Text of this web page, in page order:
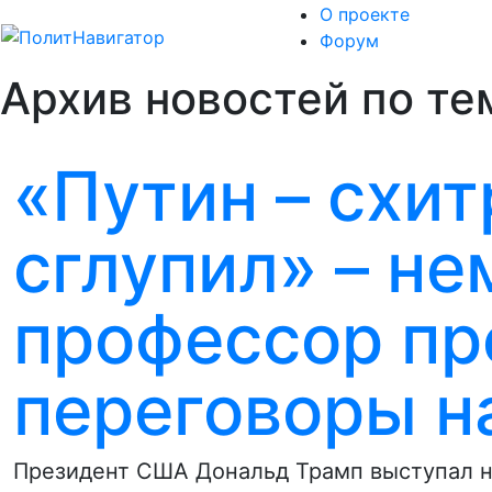
О проекте
Форум
Архив новостей по
«Путин –
сглупил» –
профессор
переговоры
Президент США Дональд Трамп выступал